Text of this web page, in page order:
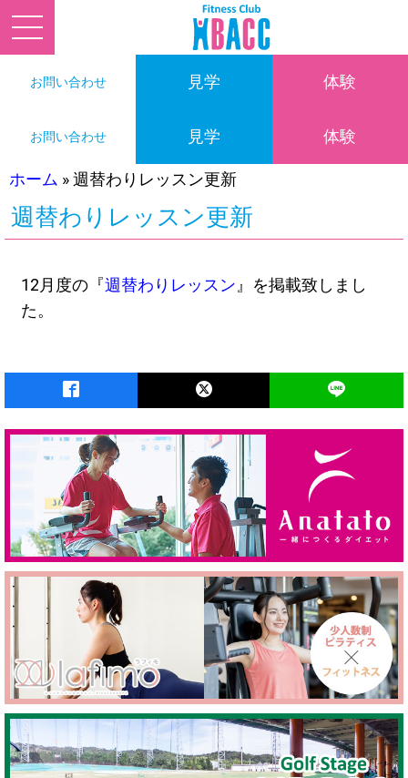
お問い合わせ 見学 体験
お問い合わせ 見学 体験
ホーム »週替わりレッスン更新
週替わりレッスン更新
12月度の『週替わりレッスン 』を掲載致しまし
た。